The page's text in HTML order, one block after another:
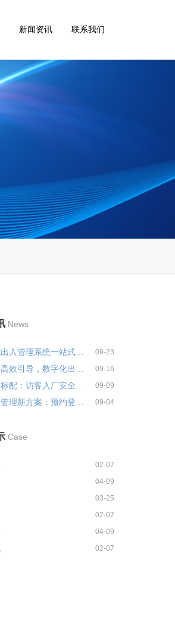
新闻资讯 联系我们
News
汇通智能出入管理系统一站式解决... 09-23
09-16
09-09
09-04
Case
02-07
04-09
03-25
02-07
04-09
02-07